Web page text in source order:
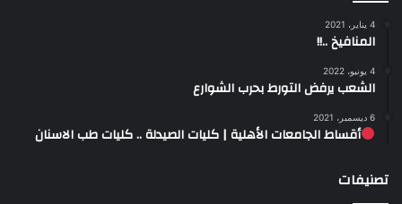
4 يناير، 2021
المنافيخ ..!!
4 يونيو، 2022
الشعب يرفض التورط بحرب الشوارع
6 ديسمبر، 2021
أقساط الجامعات الأهلية | كليات الصيدلة .. كليات طب الاسنان
تصنيفات